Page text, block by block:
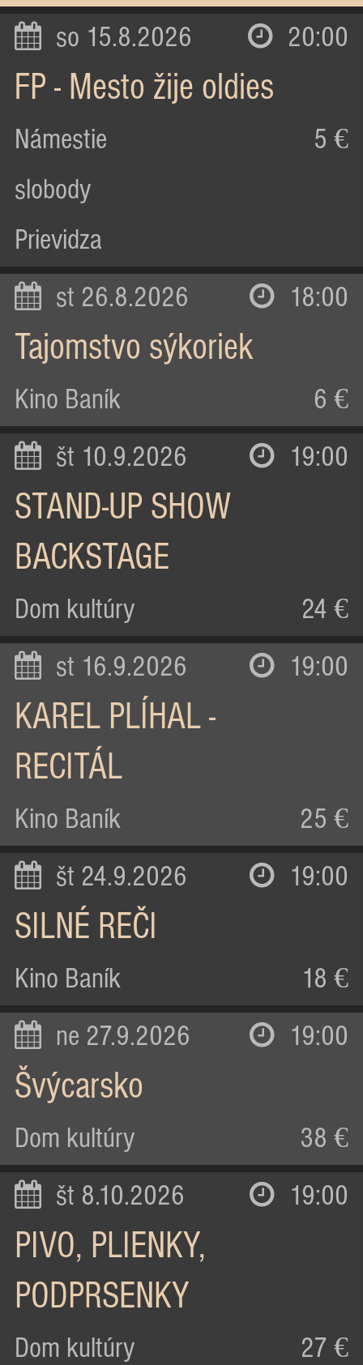
so 15.8.2026 20:00
FP - Mesto žije oldies
Námestie
slobody
Prievidza
5 €
st 26.8.2026 18:00
Tajomstvo sýkoriek
Kino Baník 6 €
št 10.9.2026 19:00
STAND-UP SHOW
BACKSTAGE
Dom kultúry 24 €
st 16.9.2026 19:00
KAREL PLÍHAL -
RECITÁL
Kino Baník 25 €
št 24.9.2026 19:00
SILNÉ REČI
Kino Baník 18 €
ne 27.9.2026 19:00
Švýcarsko
Dom kultúry 38 €
št 8.10.2026 19:00
PIVO, PLIENKY,
PODPRSENKY
Dom kultúry 27 €